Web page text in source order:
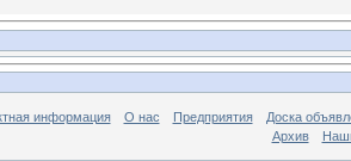
информация О нас Предприятия
Доска
Архив